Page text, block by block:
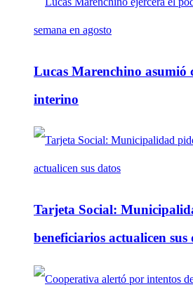
Lucas Marenchino asumió
interino
Tarjeta Social:
beneficiarios actualicen sus